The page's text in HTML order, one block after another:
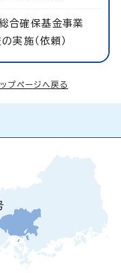
合確保基金事業
実施（依頼）
ップページへ戻る